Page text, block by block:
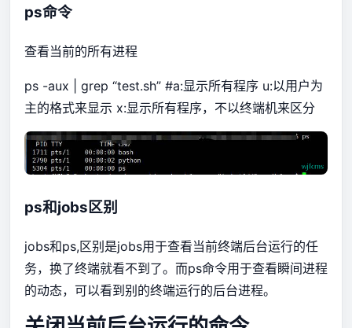
ps命令
查看当前的所有进程
ps -aux | grep “test.sh” #a:显示所有程序 u:以用户为
主的格式来显示 x:显示所有程序，不以终端机来区分
ps和jobs区别
jobs和ps,区别是jobs用于查看当前终端后台运行的任
务，换了终端就看不到了。而ps命令用于查看瞬间进程
的动态，可以看到别的终端运行的后台进程。